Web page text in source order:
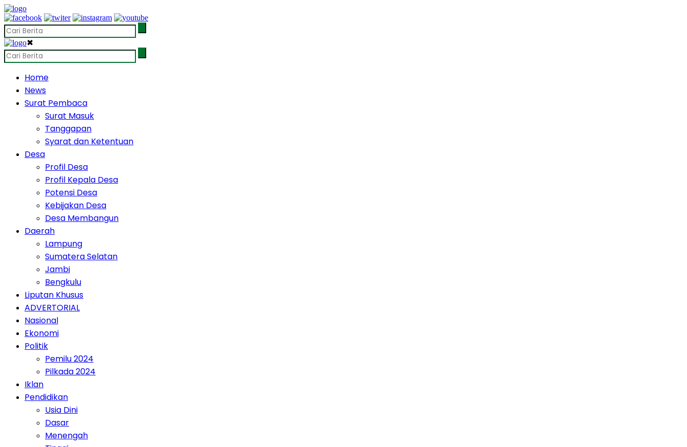
✖
Home
News
Surat Pembaca
Surat Masuk
Tanggapan
Syarat dan Ketentuan
Desa
Profil Desa
Profil Kepala Desa
Potensi Desa
Kebijakan Desa
Desa Membangun
Daerah
Lampung
Sumatera Selatan
Jambi
Bengkulu
Liputan Khusus
ADVERTORIAL
Nasional
Ekonomi
Politik
Pemilu 2024
Pilkada 2024
Iklan
Pendidikan
Usia Dini
Dasar
Menengah